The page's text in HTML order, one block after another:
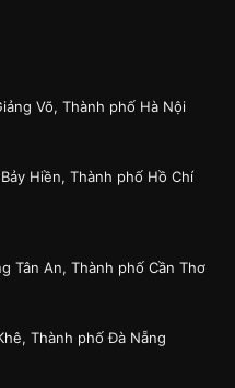
Võ, Thành phố Hà Nội
Hiền, Thành phố Hồ Chí
Tân An, Thành phố Cần Thơ
Thành phố Đà Nẵng